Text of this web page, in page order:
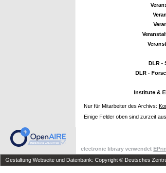
DLR -
DLR -
Institute &
Nur für Mitarbeiter des Archivs:
Einige Felder oben sind zurzeit
electronic library verwendet
Gestaltung Webseite und Datenbank: Copyright © Deutsches